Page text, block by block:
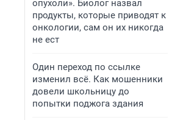
опухоли». Биолог назвал
продукты, которые приводят к
онкологии, сам он их никогда
не ест
Один переход по ссылке
изменил всё. Как мошенники
довели школьницу до
попытки поджога здания